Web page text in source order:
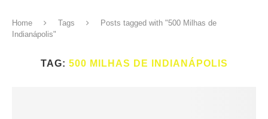
Home Tags
Posts tagged with "500 Milhas de
Indianápolis"
TAG: 500 MILHAS DE INDIANÁPOLIS